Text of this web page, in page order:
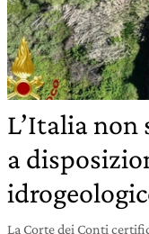
L’Italia non
a
La Corte dei Conti